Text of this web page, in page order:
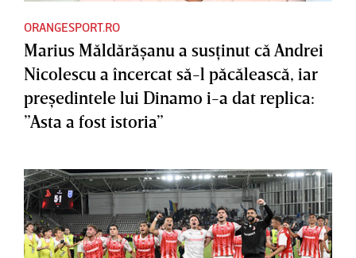
ORANGESPORT.RO
Marius Măldărăşanu a susţinut că Andrei
Nicolescu a încercat să-l păcălească, iar
preşedintele lui Dinamo i-a dat replica:
”Asta a fost istoria”